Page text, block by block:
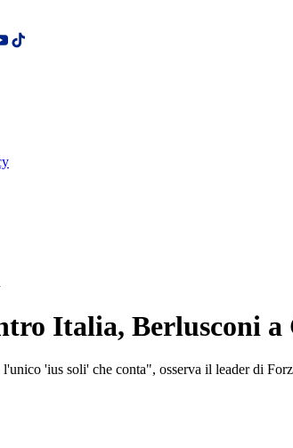
Italia, Berlusconi
'ius soli' che conta", osserva il leader di